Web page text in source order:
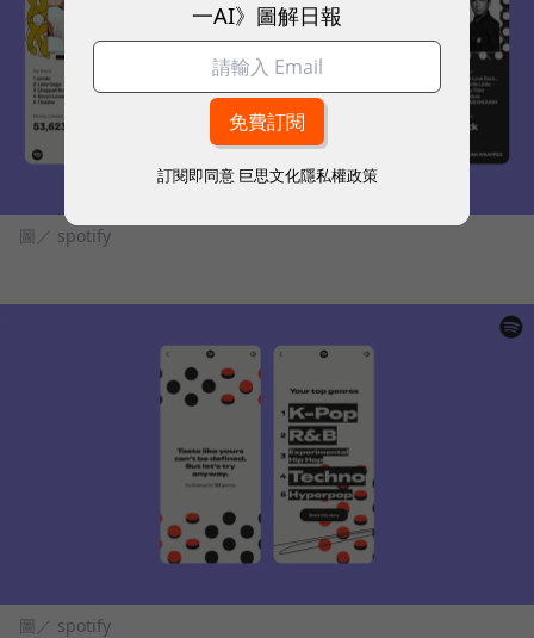
圖／ spotify
圖／ spotify
一AI》圖解日報
訂閱即同意 巨思文化隱私權政策